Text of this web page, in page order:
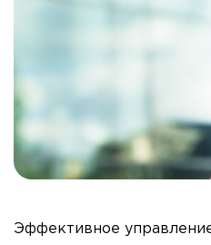
Эффективное